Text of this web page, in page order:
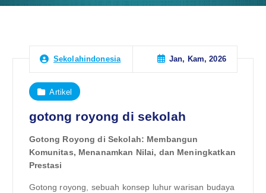
Sekolahindonesia Jan, Kam, 2026
Artikel
gotong royong di sekolah
Gotong Royong di Sekolah: Membangun
Komunitas, Menanamkan Nilai, dan Meningkatkan
Prestasi
Gotong royong, sebuah konsep luhur warisan budaya